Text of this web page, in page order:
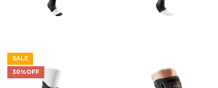
SALE
30%OFF